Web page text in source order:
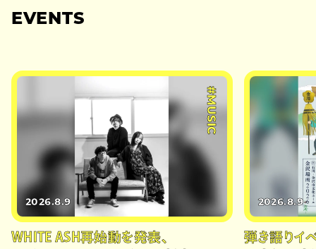
EVENTS
#MUSIC
2026.8.9
WHITE ASH再始動を発表、
2026.8.9
弾き語りイ